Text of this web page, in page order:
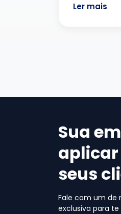
Ler mais
Sua
seus
Fale com um de
exclusiva para